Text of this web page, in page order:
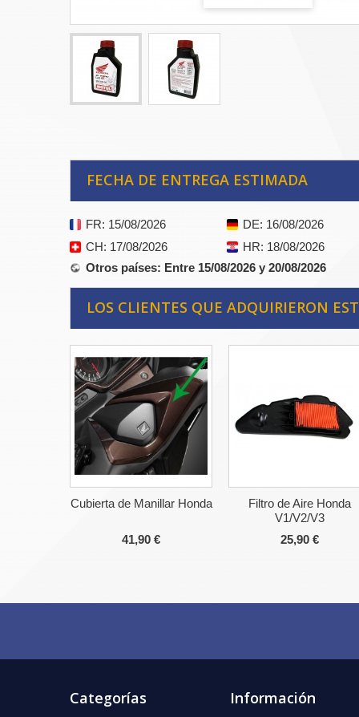
FECHA DE ENTREGA ESTIMADA
FR: 15/08/2026 DE: 16/08/2026
CH: 17/08/2026 HR: 18/08/2026
Otros países: Entre 15/08/2026 y 20/08/2026
LOS CLIENTES QUE ADQUIRIERON
Cubierta de Manillar Honda
41,90 €
Filtro de Aire Honda
V1/V2/V3
25,90 €
Categorías Información